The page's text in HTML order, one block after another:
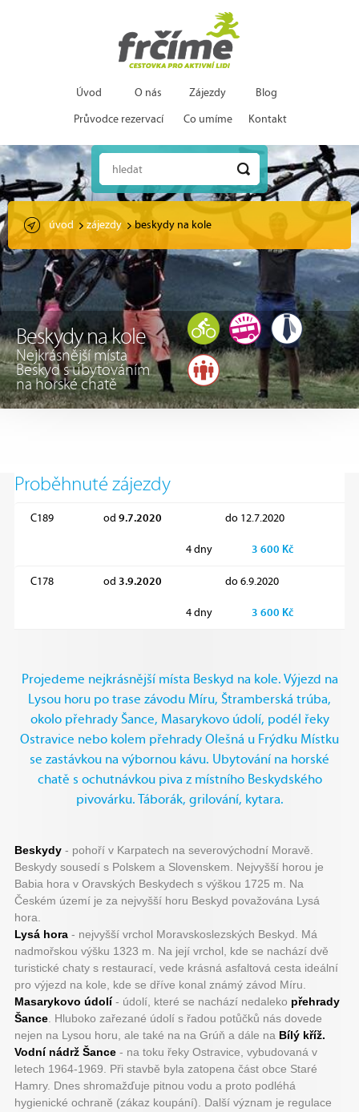
Beskydy na kole
Nejkrásnější místa
Beskyd s ubytováním
na horské chatě
Proběhnuté zájezdy
C189 od 9.7.2020 do 12.7.2020
4 dny 3 600 Kč
C178 od 3.9.2020 do6.9.2020
4 dny 3 600 Kč
Projedeme nejkrásnější místa Beskyd na kole. Výjezd na
Lysou horu po trase závodu Míru, Štramberská trúba,
okolo přehrady Šance, Masarykovo údolí, podél řeky
Ostravice nebo kolem přehrady Olešná u Frýdku Místku
se zastávkou na výbornou kávu. Ubytování na horské
chatě s ochutnávkou piva z místního Beskydského
pivovárku. Táborák, grilování, kytara.
Beskydy- pohoří v Karpatech na severovýchodní Moravě.
Beskydy sousedí s Polskem a Slovenskem. Nejvyšší horou je
Babia hora v Oravských Beskydech s výškou 1725 m. Na
Českém území je za nejvyšší horu Beskyd považována Lysá
hora.
Lysá hora- nejvyšší vrchol Moravskoslezských Beskyd. Má
nadmořskou výšku 1323 m. Na její vrchol, kde se nachází dvě
turistické chaty s restaurací, vede krásná asfaltová cesta ideální
pro výjezd na kole, kde se dříve konal známý závod Míru.
Masarykovo údolí- údolí, které se nachází nedaleko přehrady
Šance. Hluboko zařezané údolí s řadou potůčků nás dovede
nejen na Lysou horu, ale také na na Grúň a dále na Bílý kříž.
Vodní nádrž Šance- na toku řeky Ostravice, vybudovaná v
letech 1964-1969. Při stavbě byla zatopena část obce Staré
Hamry. Dnes shromažďuje pitnou vodu a proto podléhá
hygienické ochraně (zákaz koupání). Další význam je regulace
Úvod O nás Zájezdy Blog
Průvodce rezervací Co umíme Kontakt
hledat
úvod zájezdy beskydy na kole